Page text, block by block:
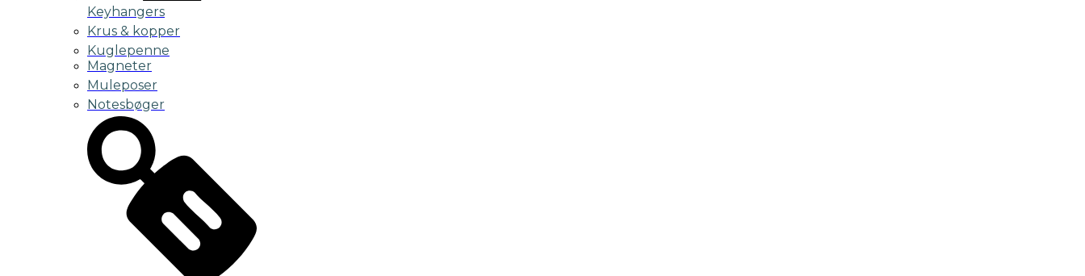
Keyhangers
Krus & kopper
Kuglepenne
Magneter
Muleposer
Notesbøger